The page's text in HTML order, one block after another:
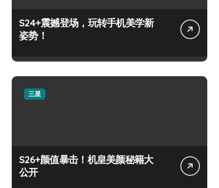
S24+震撼登场，玩转手机美学新
姿势！
三星
S26+颜值暴击！机皇美颜秘籍大
公开